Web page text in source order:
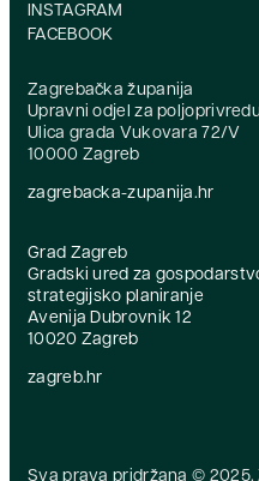
INSTAGRAM
FACEBOOK
Zagrebačka županija
Upravni odjel za
Ulica grada Vukovara 72/V
10000 Zagreb
zagrebacka-zupanija.hr
Grad Zagreb
Gradski ured za
strategijsko planiranje
Avenija Dubrovnik 12
10020 Zagreb
zagreb.hr
Sva prava pridržana ©